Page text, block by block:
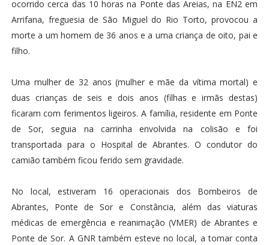
ocorrido cerca das 10 horas na Ponte das Areias, na EN2 em
Arrifana, freguesia de São Miguel do Rio Torto, provocou a
morte a um homem de 36 anos e a uma criança de oito, pai e
filho.
Uma mulher de 32 anos (mulher e mãe da vítima mortal) e
duas crianças de seis e dois anos (filhas e irmãs destas)
ficaram com ferimentos ligeiros. A família, residente em Ponte
de Sor, seguia na carrinha envolvida na colisão e foi
transportada para o Hospital de Abrantes. O condutor do
camião também ficou ferido sem gravidade.
No local, estiveram 16 operacionais dos Bombeiros de
Abrantes, Ponte de Sor e Constância, além das viaturas
médicas de emergência e reanimação (VMER) de Abrantes e
Ponte de Sor. A GNR também esteve no local, a tomar conta